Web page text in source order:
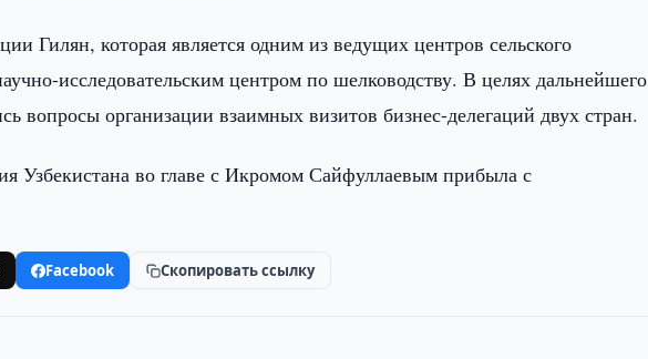
Гилян, которая является одним из ведущих центров сельского
исследовательским центром по шелководству. В целях дальнейшего
вопросы организации взаимных визитов бизнес-делегаций двух стран.
Узбекистана во главе с Икромом Сайфуллаевым прибыла с
Facebook Скопировать ссылку